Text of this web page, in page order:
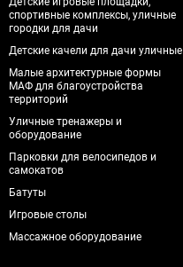
спортивные комплексы, уличные
городки для дачи
Детские качели для дачи уличные
Малые архитектурные формы
МАФ для благоустройства
территорий
Уличные тренажеры и
оборудование
Парковки для велосипедов и
самокатов
Батуты
Игровые столы
Массажное оборудование